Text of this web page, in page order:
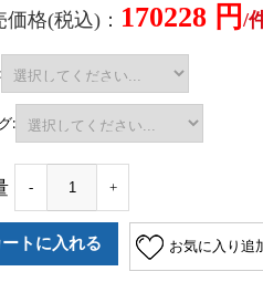
価格(税込)： 170228 円 /
:
- +
お気に入り追